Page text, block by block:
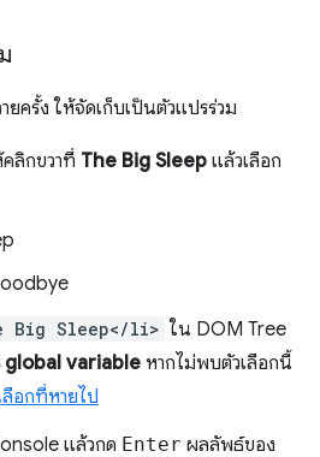
ยครั้ง ให้จัดเก็บเป็นตัวแปรร่วม
ลิกขวาที่ The Big Sleep แล้วเลือก
Big Sleep</li> ใน DOM Tree
global variable หากไม่พบตัวเลือกนี้
ลือกที่หายไป
แล้วกด Enter ผลลัพธ์ของ